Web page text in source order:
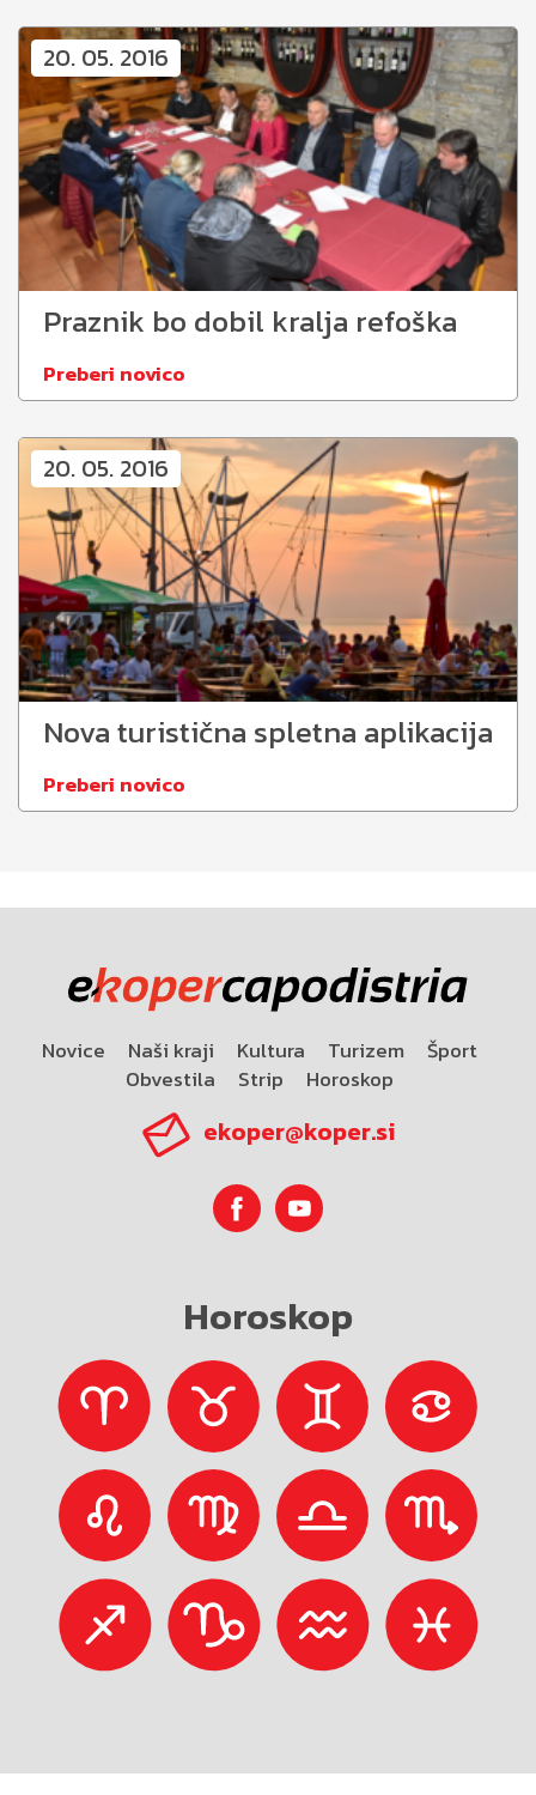
20. 05. 2016
Praznik bo dobil kralja refoška
Preberi novico
20. 05. 2016
Nova turistična spletna aplikacija
Preberi novico
Novice Naši kraji Kultura Turizem
Šport
Obvestila
Strip Horoskop
ekoper@koper.si
Horoskop